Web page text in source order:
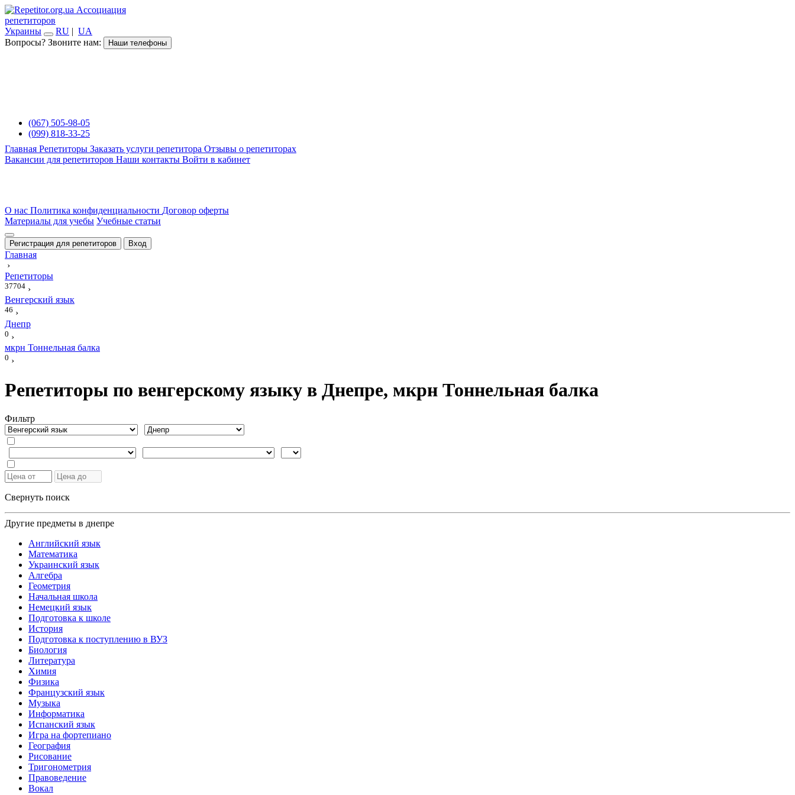
Ассоциация
репетиторов
Украины
RU | UA
Вопросы? Звоните нам:
Наши телефоны
(067) 505-98-05
(099) 818-33-25
Главная Репетиторы Заказать услуги репетитора Отзывы о репетиторах
Вакансии для репетиторов Наши контакты Войти в кабинет
О нас Политика конфиденциальности Договор оферты
Материалы для учебы Учебные статьи
Регистрация для репетиторов Вход
Главная
›
Репетиторы
37704 ›
Венгерский язык
46 ›
Днепр
0 ›
мкрн Тоннельная балка
0 ›
Репетиторы по венгерскому языку в Днепре, мкрн Тоннельная балка
Фильтр
Свернуть поиск
Другие предметы в днепре
Английский язык
Математика
Украинский язык
Алгебра
Геометрия
Начальная школа
Немецкий язык
Подготовка к школе
История
Подготовка к поступлению в ВУЗ
Биология
Литература
Химия
Физика
Французский язык
Музыка
Информатика
Испанский язык
Игра на фортепиано
География
Рисование
Тригонометрия
Правоведение
Вокал